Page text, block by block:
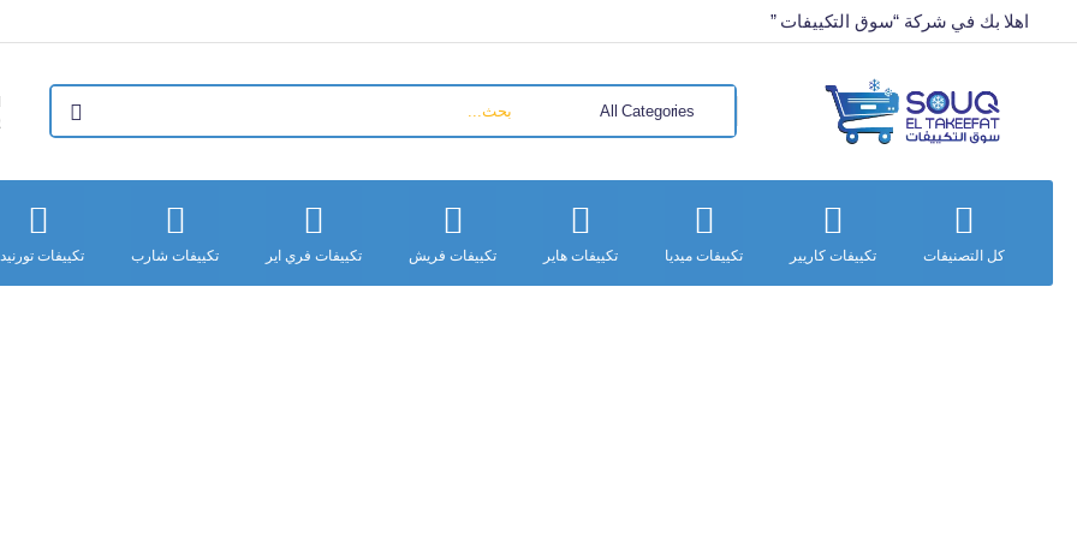
اهلا بك في شركة “سوق التكييفات ”
كل التصنيفات تكييفات كاريير تكييفات ميديا تكييفات هاير تكييفات فريش تكييفات فري اير تكييفات شارب تكييفات